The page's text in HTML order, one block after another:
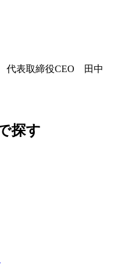
代表取締役CEO 田中
探す